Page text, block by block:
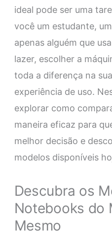
ideal pode ser uma
você um estudante,
apenas alguém que
lazer, escolher a
toda a diferença na
experiência de uso.
explorar como
maneira eficaz para
melhor decisão e
modelos disponíveis
Descubra os
Notebooks do
Mesmo